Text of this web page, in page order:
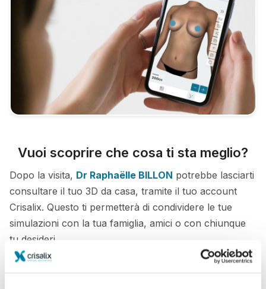
Vuoi scoprire che cosa ti sta meglio?
Dopo la visita, Dr Raphaëlle BILLON potrebbe lasciarti
consultare il tuo 3D da casa, tramite il tuo account
Crisalix. Questo ti permetterà di condividere le tue
simulazioni con la tua famiglia, amici o con chiunque
tu desideri.